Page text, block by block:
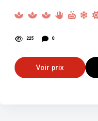
225 0
Voir prix